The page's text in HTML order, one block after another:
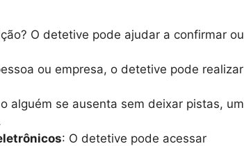
O detetive pode ajudar a confirmar ou
ou empresa, o detetive pode realizar
alguém se ausenta sem deixar pistas, um
: O detetive pode acessar